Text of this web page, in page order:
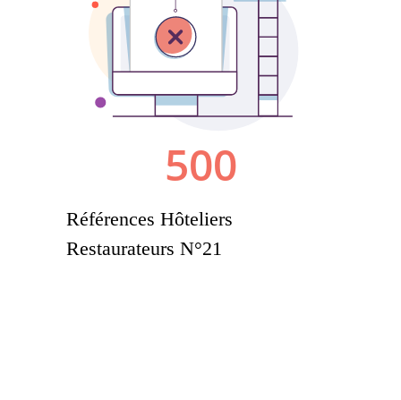
Références Hôteliers
Restaurateurs N°21